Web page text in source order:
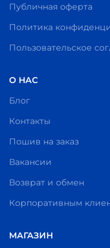
Публичная оферта
Политика
Пользовательское
О НАС
Блог
Контакты
Пошив на заказ
Вакансии
Возврат и обмен
Корпоративным
МАГАЗИН